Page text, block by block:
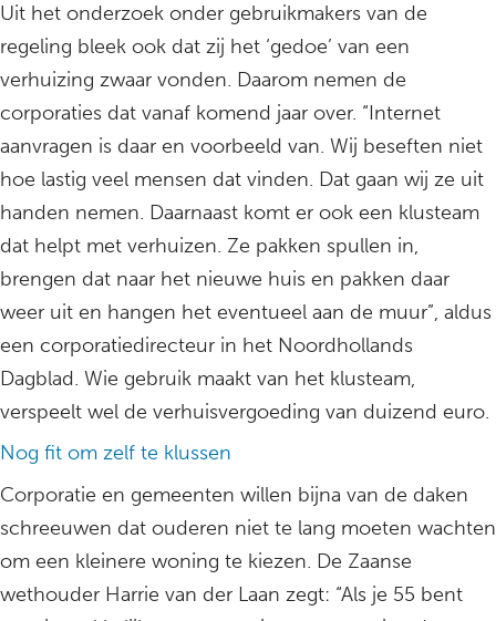
Uit het onderzoek onder gebruikmakers van de
regeling bleek ook dat zij het ‘gedoe’ van een
verhuizing zwaar vonden. Daarom nemen de
corporaties dat vanaf komend jaar over. “Internet
aanvragen is daar en voorbeeld van. Wij beseften niet
hoe lastig veel mensen dat vinden. Dat gaan wij ze uit
handen nemen. Daarnaast komt er ook een klusteam
dat helpt met verhuizen. Ze pakken spullen in,
brengen dat naar het nieuwe huis en pakken daar
weer uit en hangen het eventueel aan de muur”, aldus
een corporatiedirecteur in het Noordhollands
Dagblad. Wie gebruik maakt van het klusteam,
verspeelt wel de verhuisvergoeding van duizend euro.
Nog fit om zelf te klussen
Corporatie en gemeenten willen bijna van de daken
schreeuwen dat ouderen niet te lang moeten wachten
om een kleinere woning te kiezen. De Zaanse
wethouder Harrie van der Laan zegt: “Als je 55 bent